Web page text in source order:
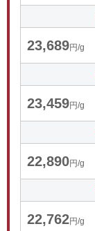
23,689円/g
23,459円/g
22,890円/g
22,762円/g